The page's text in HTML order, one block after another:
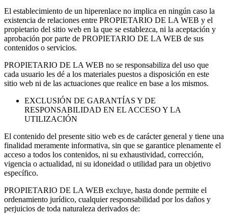
El establecimiento de un hiperenlace no implica en ningún caso la
existencia de relaciones entre PROPIETARIO DE LA WEB y el
propietario del sitio web en la que se establezca, ni la aceptación y
aprobación por parte de PROPIETARIO DE LA WEB de sus
contenidos o servicios.
PROPIETARIO DE LA WEB no se responsabiliza del uso que
cada usuario les dé a los materiales puestos a disposición en este
sitio web ni de las actuaciones que realice en base a los mismos.
EXCLUSIÓN DE GARANTÍAS Y DE
RESPONSABILIDAD EN EL ACCESO Y LA
UTILIZACIÓN
El contenido del presente sitio web es de carácter general y tiene una
finalidad meramente informativa, sin que se garantice plenamente el
acceso a todos los contenidos, ni su exhaustividad, corrección,
vigencia o actualidad, ni su idoneidad o utilidad para un objetivo
específico.
PROPIETARIO DE LA WEB excluye, hasta donde permite el
ordenamiento jurídico, cualquier responsabilidad por los daños y
perjuicios de toda naturaleza derivados de: